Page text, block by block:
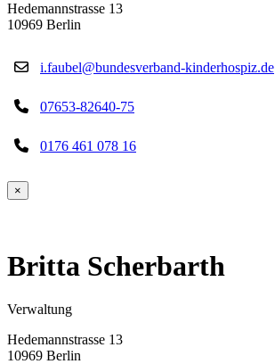
Hedemannstrasse 13
10969 Berlin
i.faubel@bundesverband-kinderhospiz.de
07653-82640-75
0176 461 078 16
×
Britta Scherbarth
Verwaltung
Hedemannstrasse 13
10969 Berlin